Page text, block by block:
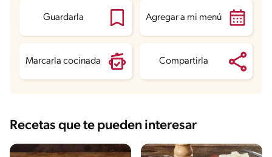
Proteína
Grasas saturadas 4.4 g
Sodio 214.7 mg
Guardarla Agregar a mi menú
Marcarla cocinada Compartirla
Recetas que te pueden interesar